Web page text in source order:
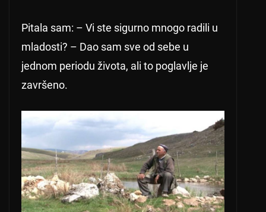
Pitala sam: – Vi ste sigurno mnogo radili u
mladosti? – Dao sam sve od sebe u
jednom periodu života, ali to poglavlje je
završeno.